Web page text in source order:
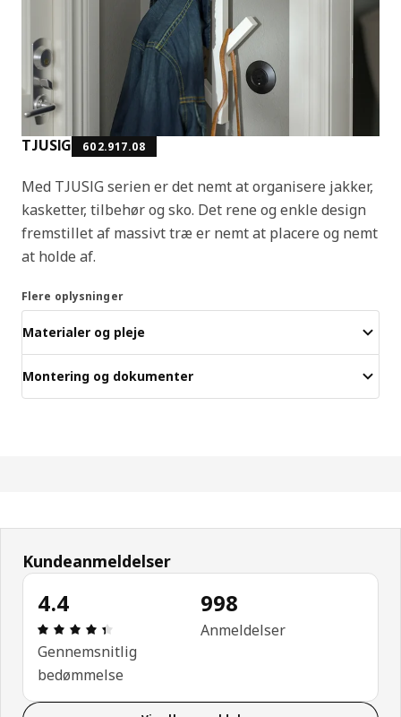
TJUSIG 602.917.08
Med TJUSIG serien er det nemt at organisere jakker,
kasketter, tilbehør og sko. Det rene og enkle design
fremstillet af massivt træ er nemt at placere og nemt
at holde af.
Flere oplysninger
Materialer og pleje
Montering og dokumenter
Kundeanmeldelser
4.4
Anmeldelse: 4.4 Ud af 5 Stjerner. Anmeldelser i
Gennemsnitlig
bedømmelse
998
Anmeldelser